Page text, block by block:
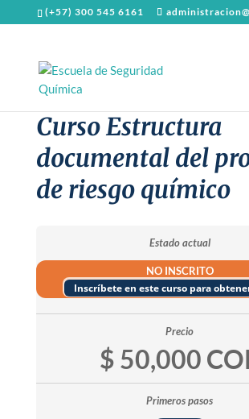
(+57) 300 545 6161
Curso Estructura
documental del
de riesgo químico
Estado actual
NO INSCRITO
Inscríbete en este curso para
Precio
$ 50,000
Primeros pasos